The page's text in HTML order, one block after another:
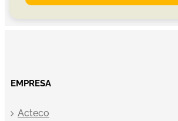
EMPRESA
Acteco